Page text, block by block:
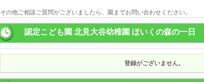
その他ご相談ご質問がございましたら、園までお問い合わせください。
認定こども園 北見大谷幼稚園 ほいくの森の一日
登録がございません。